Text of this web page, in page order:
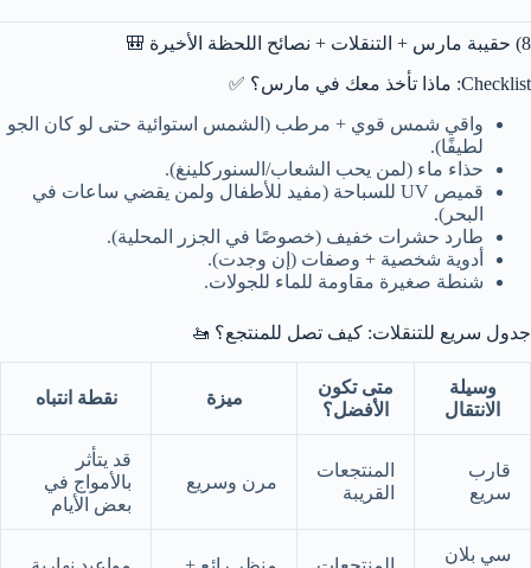
8) حقيبة مارس + التنقلات + نصائح اللحظة الأخيرة 🎒
Checklist: ماذا تأخذ معك في مارس؟ ✅
واقي شمس قوي + مرطب (الشمس استوائية حتى لو كان الجو
لطيفًا).
حذاء ماء (لمن يحب الشعاب/السنوركلينغ).
قميص UV للسباحة (مفيد للأطفال ولمن يقضي ساعات في
البحر).
طارد حشرات خفيف (خصوصًا في الجزر المحلية).
أدوية شخصية + وصفات (إن وجدت).
شنطة صغيرة مقاومة للماء للجولات.
جدول سريع للتنقلات: كيف تصل للمنتجع؟ 🚤
وسيلة
الانتقال
متى تكون
الأفضل؟
ميزة نقطة انتباه
قارب
سريع
المنتجعات
القريبة
مرن وسريع
قد يتأثر
بالأمواج في
بعض الأيام
سي بلان